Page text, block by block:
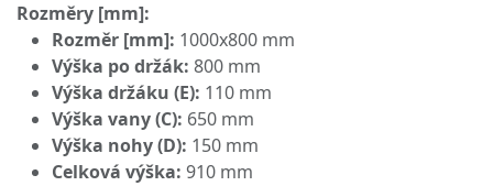
Rozměry [mm]:
Rozměr [mm]: 1000x800 mm
Výška po držák: 800 mm
Výška držáku (E): 110 mm
Výška vany (C): 650 mm
Výška nohy (D): 150 mm
Celková výška: 910 mm